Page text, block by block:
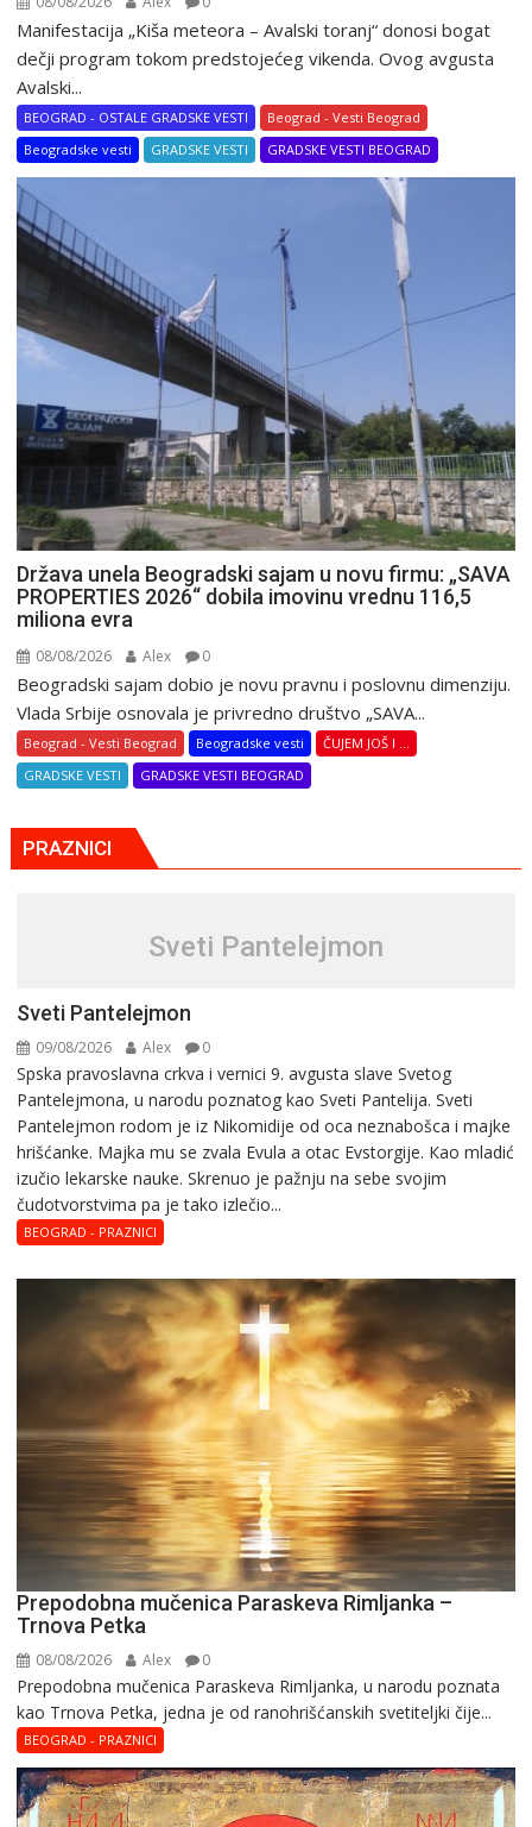
Manifestacija „Kiša meteora – Avalski toranj“ donosi bogat
dečji program tokom predstojećeg vikenda. Ovog avgusta
Avalski...
BEOGRAD - OSTALE GRADSKE VESTI
Beograd - Vesti Beograd
Beogradske vesti
GRADSKE VESTI GRADSKE VESTI BEOGRAD
Država unela Beogradski sajam u novu firmu: „SAVA
PROPERTIES 2026“ dobila imovinu vrednu 116,5
miliona evra
08/08/2026 Alex 0
Beogradski sajam dobio je novu pravnu i poslovnu dimenziju.
Vlada Srbije osnovala je privredno društvo „SAVA...
Beograd - Vesti Beograd Beogradske vesti
ČUJEM JOŠ I ...
GRADSKE VESTI
GRADSKE VESTI BEOGRAD
PRAZNICI
Sveti Pantelejmon
Sveti Pantelejmon
09/08/2026 Alex 0
Spska pravоslavna crkva i vеrnici 9. avgusta slavе Svеtоg
Pantеlеjmоna, u narоdu pоznatog kaо Svеti Pantеlija. Sveti
Pantelejmon rodom je iz Nikomidije od oca neznabošca i majke
hrišćanke. Majka mu sе zvala Еvula a оtac Еvstоrgijе. Кaо mladić
izučiо lеkarskе naukе. Skrenuo je pažnju na sebe svojim
čudotvorstvima pa je tako izlečio...
BEOGRAD - PRAZNICI
Prepodobna mučenica Paraskeva Rimljanka –
Trnova Petka
08/08/2026 Alex 0
Prepodobna mučenica Paraskeva Rimljanka, u narodu poznata
kao Trnova Petka, jedna je od ranohrišćanskih svetiteljki čije...
BEOGRAD - PRAZNICI